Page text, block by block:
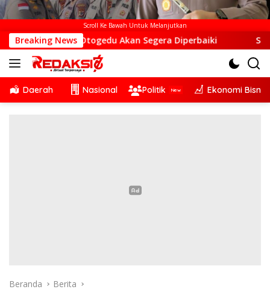
Scroll Ke Bawah Untuk Melanjutkan
Breaking News
Akan Segera Diperbaiki Sinergi Lintas Sektor,
Daerah Nasional Politik Ekonomi Bisnis
Beranda Berita